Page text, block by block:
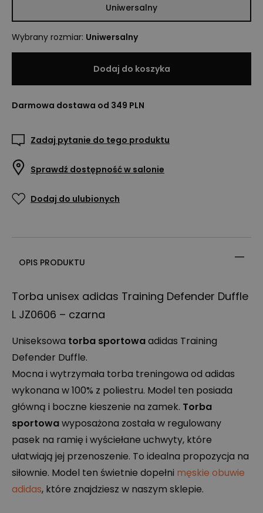
Uniwersalny
Wybrany rozmiar: Uniwersalny
Dodaj do koszyka
Darmowa dostawa od 349 PLN
Zadaj pytanie do tego produktu
Sprawdź dostępność w salonie
Dodaj do ulubionych
OPIS PRODUKTU
Torba unisex adidas Training Defender Duffle
L JZ0606 – czarna
Uniseksowa torba sportowaadidas Training
Defender Duffle.
Mocna i wytrzymała torba treningowa od adidas
wykonana w 100% z poliestru. Model ten posiada
główną i boczne kieszenie na zamek. Torba
sportowawyposażona została w regulowany
pasek na ramię i wyściełane uchwyty, które
ułatwiają jej przenoszenie. To idealna propozycja na
siłownie. Model ten świetnie dopełni męskie obuwie
adidas, które znajdziesz w naszym sklepie.